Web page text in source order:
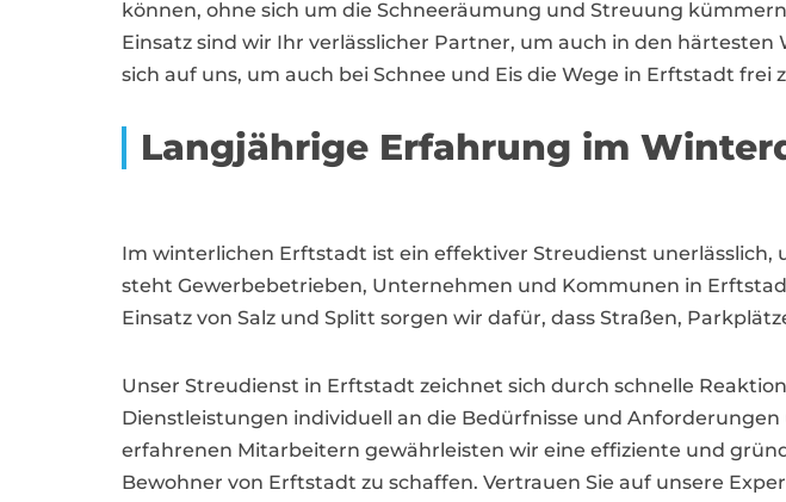
können, ohne sich um die Schneeräumung und Streuung
Einsatz sind wir Ihr verlässlicher Partner, um auch in den
sich auf uns, um auch bei Schnee und Eis die Wege in Erftstadt
Langjährige Erfahrung im
Im winterlichen Erftstadt ist ein effektiver Streudienst unerlässlich,
steht Gewerbebetrieben, Unternehmen und Kommunen in
Einsatz von Salz und Splitt sorgen wir dafür, dass Straßen,
Unser Streudienst in Erftstadt zeichnet sich durch schnelle
Dienstleistungen individuell an die Bedürfnisse und
erfahrenen Mitarbeitern gewährleisten wir eine effiziente und
Bewohner von Erftstadt zu schaffen. Vertrauen Sie auf unsere